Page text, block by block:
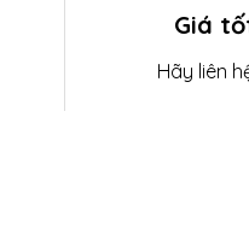
Giá
Hãy liên
châm để bám trực